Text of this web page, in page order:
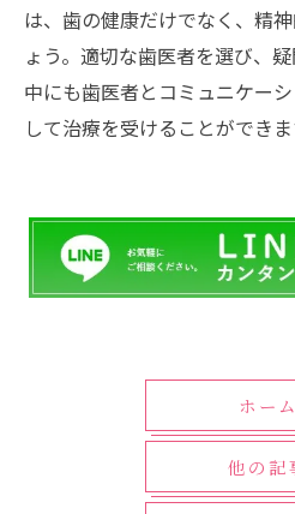
は、歯の健康だけでなく、精
ょう。適切な歯医者を選び、
中にも歯医者とコミュニケー
して治療を受けることができま
ホーム
他の記